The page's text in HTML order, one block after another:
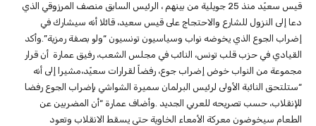
قيس سعيّد منذ 25 جويلية من بينهم ، الرئيس السابق منصف المرزوقي الذي
دعا إلى النزول للشارع والاحتجاج على قيس سعيد، قائلا أنه سيشارك في
إضراب الجوع الذي يخوضه نواب وسياسيون تونسيون “ولو بصفة رمزية”.وأكد
القيادي في حزب قلب تونس، النائب في مجلس الشعب، رفيق عمارة أن قرار
مجموعة من النواب خوض إضراب جوع، رفضاً لقرارات سعيّد،مشيرا إلى أنه
“ستلتحق النائبة الأولى لرئيس البرلمان سميرة الشواشي بإضراب الجوع رفضا
للإنقلاب، حسب تصريحه للعربي الجديد .وأضاف عمارة “أن المضربين عن
الطعام سيخوضون معركة الأمعاء الخاوية حتى يسقط الانقلاب وتعود